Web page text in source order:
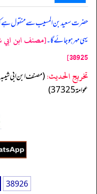
حضرت سعید بن المسیب سے منقول ہے
یہی مہر ہوجائے گا۔[مصنف ابن ابي
38925]
تخریج الحدیث:
عوامة 37325)
38926